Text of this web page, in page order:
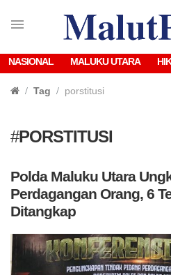
NASIONAL MALUKU UTARA
Tag porstitusi
#PORSTITUSI
Polda Maluku Utara
Perdagangan Orang, 6
Ditangkap